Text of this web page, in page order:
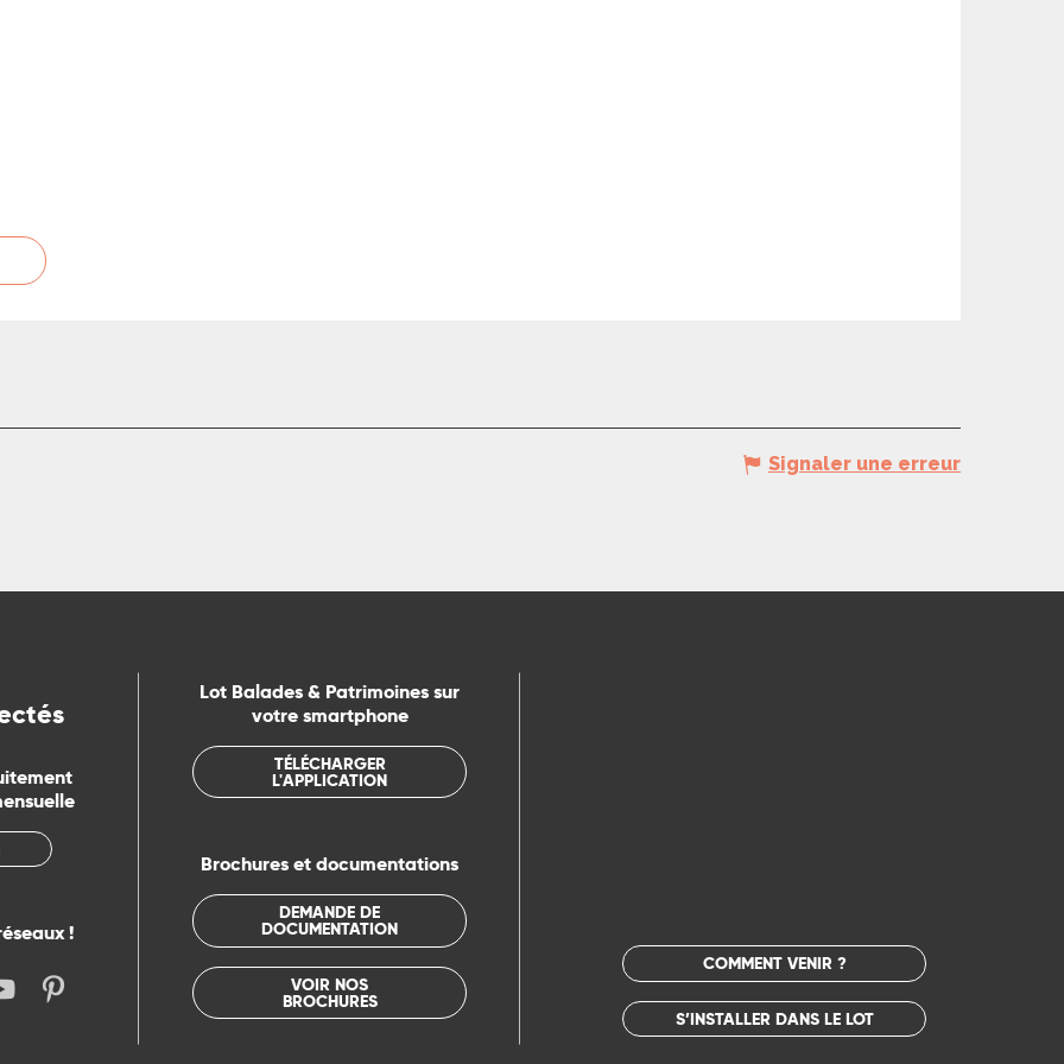
Signaler une erreur
!
Lot Balades & Patrimoines sur
votre smartphone
TÉLÉCHARGER
L'APPLICATION
Brochures et documentations
DEMANDE DE
DOCUMENTATION
VOIR NOS
BROCHURES
COMMENT VENIR ?
S’INSTALLER DANS LE LOT